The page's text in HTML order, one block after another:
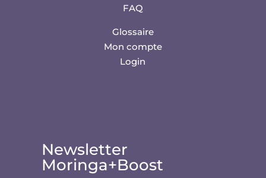
FAQ
Glossaire
Mon compte
Login
Newsletter
Moringa+Boost